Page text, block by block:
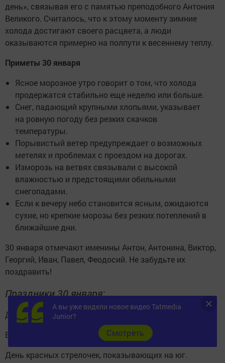
день», связывая его с памятью преподобного Антония
Великого. Считалось, что к этому моменту зимние
холода достигают своего расцвета, а люди
оказываются примерно на полпути к весеннему теплу.
Приметы 30 января
Ясное морозное утро говорит о том, что холода
продержатся стабильно еще неделю или больше.
Снег, падающий крупными хлопьями, указывает
на ровную погоду без резких скачков
температуры.
Порывистый ветер предупреждает о возможных
метелях и проблемах с проездом на дорогах.
Изморозь на ветвях связывали с высокой
влажностью и предстоящими обильными
снегопадами.
Если к вечеру небо становится ясным, ожидаются
сухие, но крепкие морозы без резких потеплений в
ближайшие дни.
30 января отмечают именины Антон, Антонина, Виктор,
Георгий, Иван, Павел, Феодосий. Не забудьте их
поздравить!
Праздники 30 января:
День деда Мороза и Снегурки.
Всемирный день принцессы Анастасии.
День красных стрелочек, показывающих на юг.
А вы уже видели новое видео Tatmedia
Junior?
Cмотреть